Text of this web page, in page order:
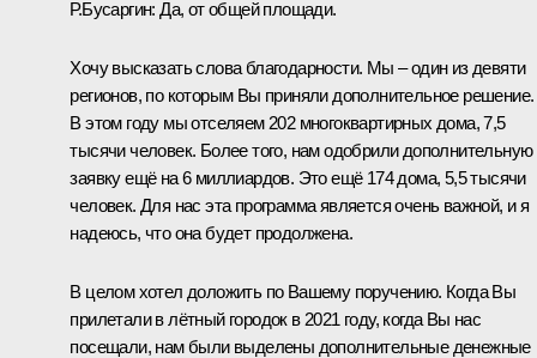
Р.Бусаргин: Да, от общей площади.
Хочу высказать слова благодарности. Мы – один из девяти
регионов, по которым Вы приняли дополнительное решение.
В этом году мы отселяем 202 многоквартирных дома, 7,5
тысячи человек. Более того, нам одобрили дополнительную
заявку ещё на 6 миллиардов. Это ещё 174 дома, 5,5 тысячи
человек. Для нас эта программа является очень важной, и я
надеюсь, что она будет продолжена.
В целом хотел доложить по Вашему поручению. Когда Вы
прилетали в лётный городок в 2021 году, когда Вы нас
посещали, нам были выделены дополнительные денежные